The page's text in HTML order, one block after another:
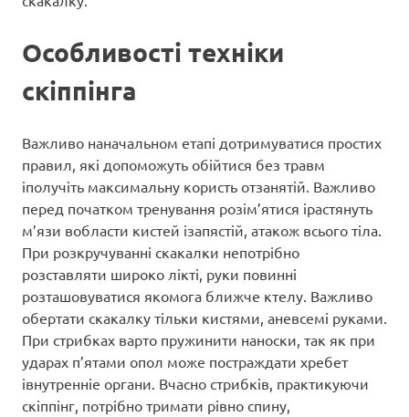
Особливості техніки
скіппінга
Важливо наначальном етапі дотримуватися простих
правил, які допоможуть обійтися без травм
іполучіть максимальну користь отзанятій. Важливо
перед початком тренування розім’ятися ірастянуть
м’язи вобласти кистей ізапястій, атакож всього тіла.
При розкручуванні скакалки непотрібно
розставляти широко лікті, руки повинні
розташовуватися якомога ближче ктелу. Важливо
обертати скакалку тільки кистями, аневсемі руками.
При стрибках варто пружинити наноски, так як при
ударах п’ятами опол може постраждати хребет
івнутренніе органи. Вчасно стрибків, практикуючи
скіппінг, потрібно тримати рівно спину,